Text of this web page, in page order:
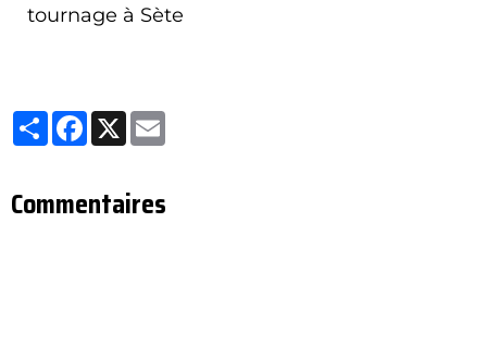
tournage à Sète
Partager
Facebook
X
Commentaires